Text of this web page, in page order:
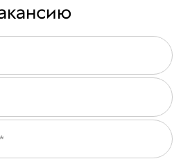
с ответом, если Ваша
для данной вакансии.
еще раз позднее.